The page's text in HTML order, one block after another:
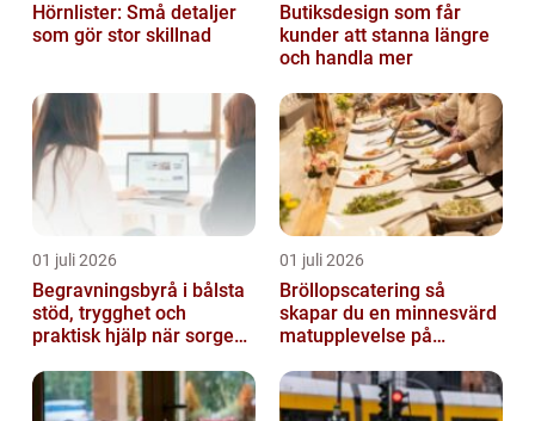
Hörnlister: Små detaljer
som gör stor skillnad
Butiksdesign som får
kunder att stanna längre
och handla mer
01 juli 2026
Begravningsbyrå i bålsta
stöd, trygghet och
praktisk hjälp när sorgen
01 juli 2026
Bröllopscatering så
skapar du en minnesvärd
matupplevelse på